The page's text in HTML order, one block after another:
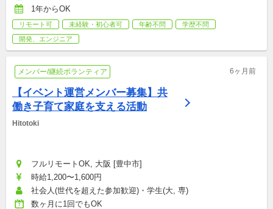
1年からOK
リモート可 未経験・初心者可 年齢不問
学歴不問
開発、エンジニア
メンバー/継続ボランティア 6ヶ月前
【イベント運営メンバー募集】共
働き子育て家庭を支える活動
Hitotoki
フルリモートOK, 大阪 [豊中市]
時給1,200〜1,600円
社会人(世代を超えた参加歓迎)・学生(大, 専)
数ヶ月に1回でもOK